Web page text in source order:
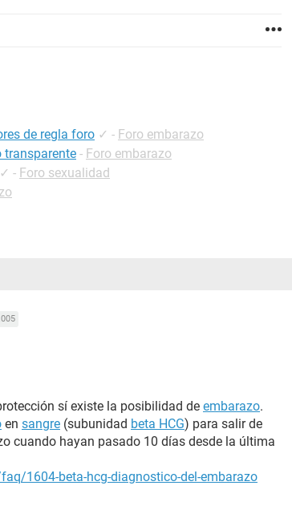
de regla foro ✓ - Foro embarazo
transparente - Foro embarazo
✓ - Foro sexualidad
sí existe la posibilidad de embarazo.
en sangre (subunidad beta HCG) para salir de
cuando hayan pasado 10 días desde la última
1604-beta-hcg-diagnostico-del-embarazo